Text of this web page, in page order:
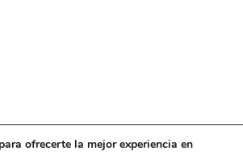
Castellón | Aportamos Nuestra
ofrecerte la mejor experiencia en